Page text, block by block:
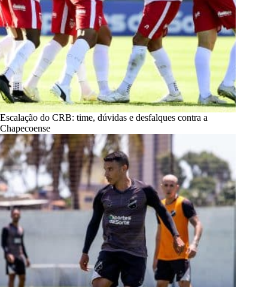
Escalação do CRB: time, dúvidas e desfalques contra a
Chapecoense